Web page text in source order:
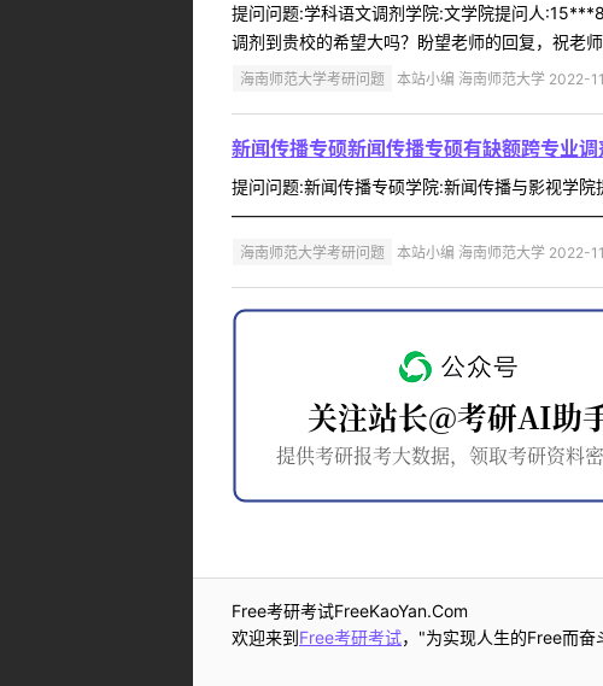
提问问题:学科语文调剂学院:文学院提问人
调剂到贵校的希望大吗？盼望老师的回复，祝老
海南师范大学考研问题 本站小编 海南师范大学 2022-
新闻传播专硕新闻传播专硕有缺额跨专业
提问问题:新闻传播专硕学院:新闻传播与影视学
海南师范大学考研问题 本站小编 海南师范大学 2022-
Free考研考试FreeKaoYan.Com
欢迎来到Free考研考试，"为实现人生的Free而奋